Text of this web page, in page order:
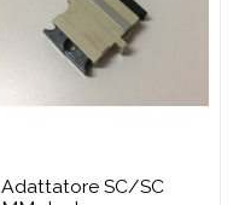
Adattatore SC/SC